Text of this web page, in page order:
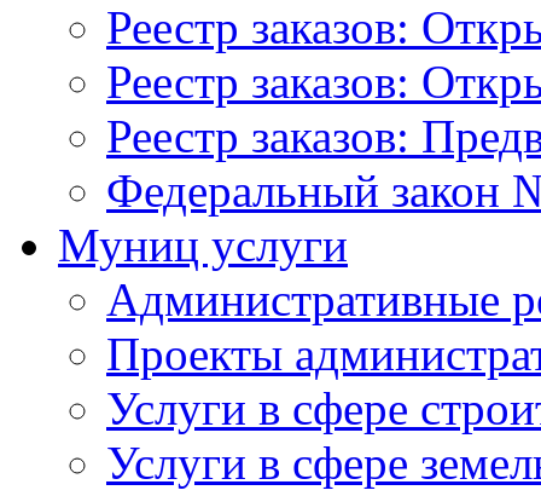
Реестр заказов:
Реестр заказов:
Реестр заказов:
Федеральный закон
Муниц услуги
Административные
Проекты
Услуги в сфере
Услуги в сфере